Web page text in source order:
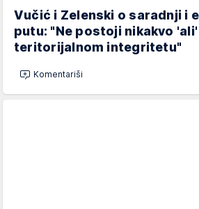
Vučić i Zelenski o saradnji i
putu: "Ne postoji nikakvo
teritorijalnom integritetu"
Komentariši